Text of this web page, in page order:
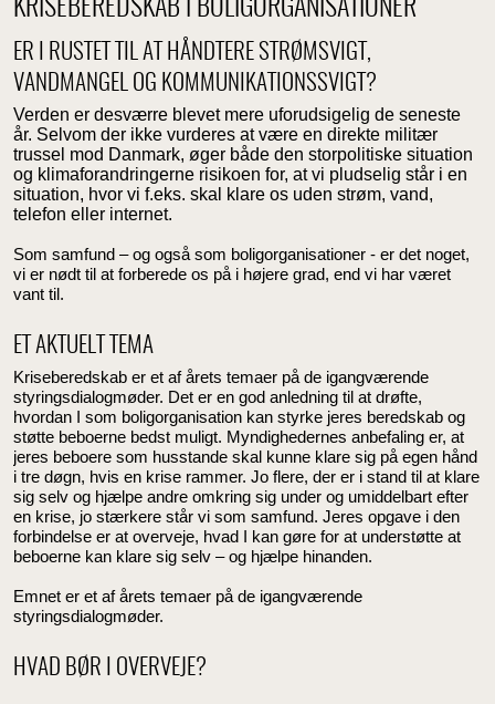
KRISEBEREDSKAB I BOLIGORGANISATIONER
ER I RUSTET TIL AT HÅNDTERE STRØMSVIGT,
VANDMANGEL OG KOMMUNIKATIONSSVIGT?
Verden er desværre blevet mere uforudsigelig de seneste
år. Selvom der ikke vurderes at være en direkte militær
trussel mod Danmark, øger både den storpolitiske situation
og klimaforandringerne risikoen for, at vi pludselig står i en
situation, hvor vi f.eks. skal klare os uden strøm, vand,
telefon eller internet.
Som samfund – og også som boligorganisationer - er det noget,
vi er nødt til at forberede os på i højere grad, end vi har været
vant til.
ET AKTUELT TEMA
Kriseberedskab er et af årets temaer på de igangværende
styringsdialogmøder. Det er en god anledning til at drøfte,
hvordan I som boligorganisation kan styrke jeres beredskab og
støtte beboerne bedst muligt. Myndighedernes anbefaling er, at
jeres beboere som husstande skal kunne klare sig på egen hånd
i tre døgn, hvis en krise rammer. Jo flere, der er i stand til at klare
sig selv og hjælpe andre omkring sig under og umiddelbart efter
en krise, jo stærkere står vi som samfund. Jeres opgave i den
forbindelse er at overveje, hvad I kan gøre for at understøtte at
beboerne kan klare sig selv – og hjælpe hinanden.
Emnet er et af årets temaer på de igangværende
styringsdialogmøder.
HVAD BØR I OVERVEJE?